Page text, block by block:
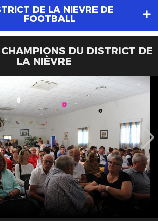
DE LA NIEVRE DE
FOOTBALL
DU DISTRICT DE
LA NIÈVRE